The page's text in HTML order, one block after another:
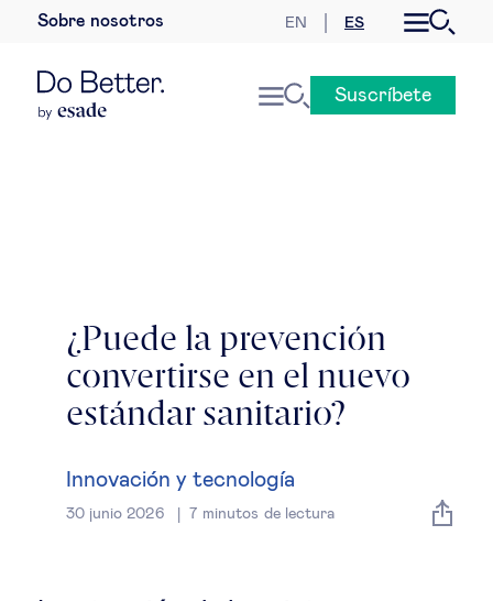
Sobre nosotros EN ES
Economía internacional
Empresa
Estrategia & modelos de negocio
Suscríbete
¿Puede la prevención
convertirse en el nuevo
estándar sanitario?
Innovación y tecnología
30 junio 2026 7 minutos de lectura